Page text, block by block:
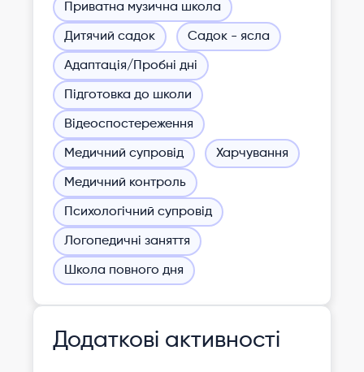
Приватна музична школа
Дитячий садок Садок - ясла
Адаптація/Пробні дні
Підготовка до школи
Відеоспостереження
Медичний супровід Харчування
Медичний контроль
Психологічний супровід
Логопедичні заняття
Школа повного дня
Додаткові активності